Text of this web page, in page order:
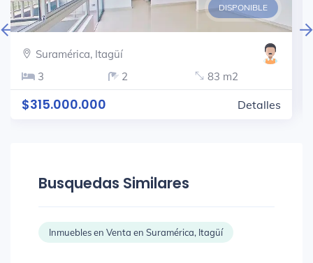
DISPONIBLE
Suramérica, Itagüí
3
2 83 m2
$315.000.000 Detalles
Busquedas Similares
Inmuebles en Venta en Suramérica, Itagüí